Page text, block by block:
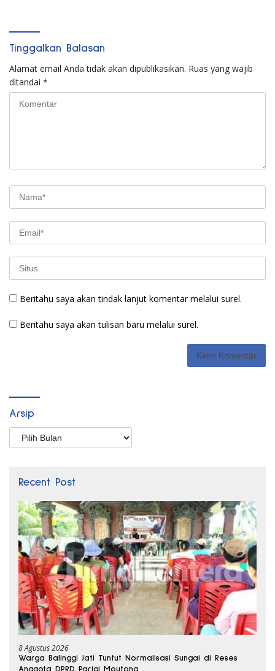
Tinggalkan Balasan
Alamat email Anda tidak akan dipublikasikan. Ruas yang wajib
ditandai *
Beritahu saya akan tindak lanjut komentar melalui surel.
Beritahu saya akan tulisan baru melalui surel.
Arsip
Arsip
Recent Post
8 Agustus 2026
Warga Balinggi Jati Tuntut Normalisasi Sungai di Reses
Anggota DPRD Parigi Moutong